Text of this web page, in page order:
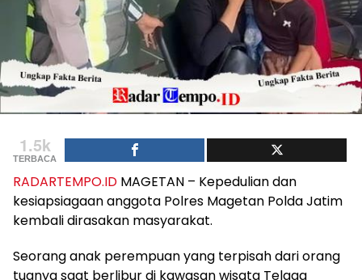
1.5k
TERBACA
RADARTEMPO.ID MAGETAN – Kepedulian dan
kesiapsiagaan anggota Polres Magetan Polda Jatim
kembali dirasakan masyarakat.
Seorang anak perempuan yang terpisah dari orang
tuanya saat berlibur di kawasan wisata Telaga